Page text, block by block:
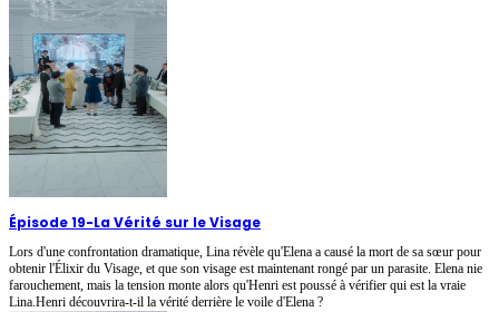
Épisode 19-La Vérité sur le Visage
Lors d'une confrontation dramatique, Lina révèle qu'Elena a causé la mort de sa sœur pour
obtenir l'Élixir du Visage, et que son visage est maintenant rongé par un parasite. Elena nie
farouchement, mais la tension monte alors qu'Henri est poussé à vérifier qui est la vraie
Lina.Henri découvrira-t-il la vérité derrière le voile d'Elena ?